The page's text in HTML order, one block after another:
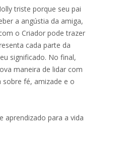
triste porque seu pai
a angústia da amiga,
o Criador pode trazer
cada parte da
significado. No final,
maneira de lidar com
sobre fé, amizade e o
aprendizado para a vida